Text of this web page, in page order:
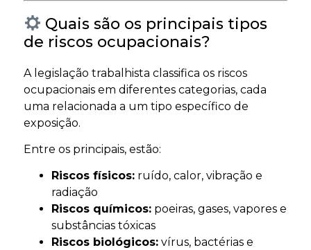
Quais são os principais tipos
de riscos ocupacionais?
A legislação trabalhista classifica os riscos
ocupacionais em diferentes categorias, cada
uma relacionada a um tipo específico de
exposição.
Entre os principais, estão:
Riscos físicos: ruído, calor, vibração e
radiação
Riscos químicos: poeiras, gases, vapores e
substâncias tóxicas
Riscos biológicos: vírus, bactérias e